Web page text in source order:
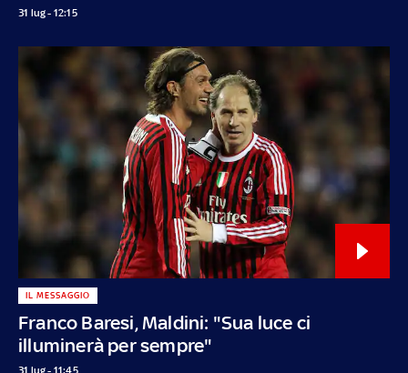
31 lug - 12:15
Franco Baresi, Maldini: "Sua luce ci
illuminerà per sempre"
IL MESSAGGIO
31 lug - 11:45